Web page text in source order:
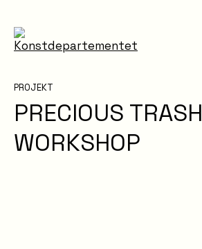
PROJEKT
PRECIOUS TRASH
WORKSHOP